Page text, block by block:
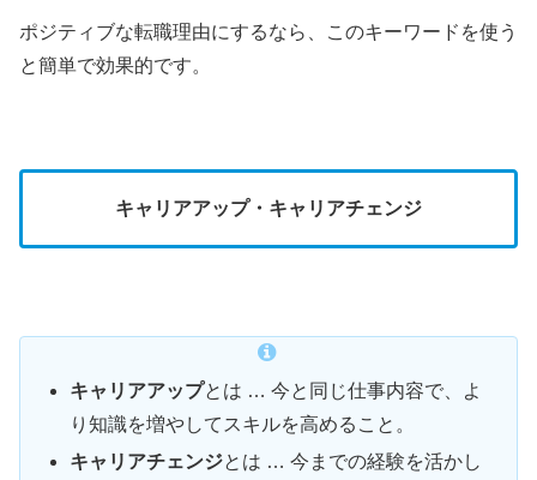
ポジティブな転職理由にするなら、このキーワードを使う
と簡単で効果的です。
キャリアアップ・キャリアチェンジ
キャリアアップとは … 今と同じ仕事内容で、よ
り知識を増やしてスキルを高めること。
キャリアチェンジとは … 今までの経験を活かし